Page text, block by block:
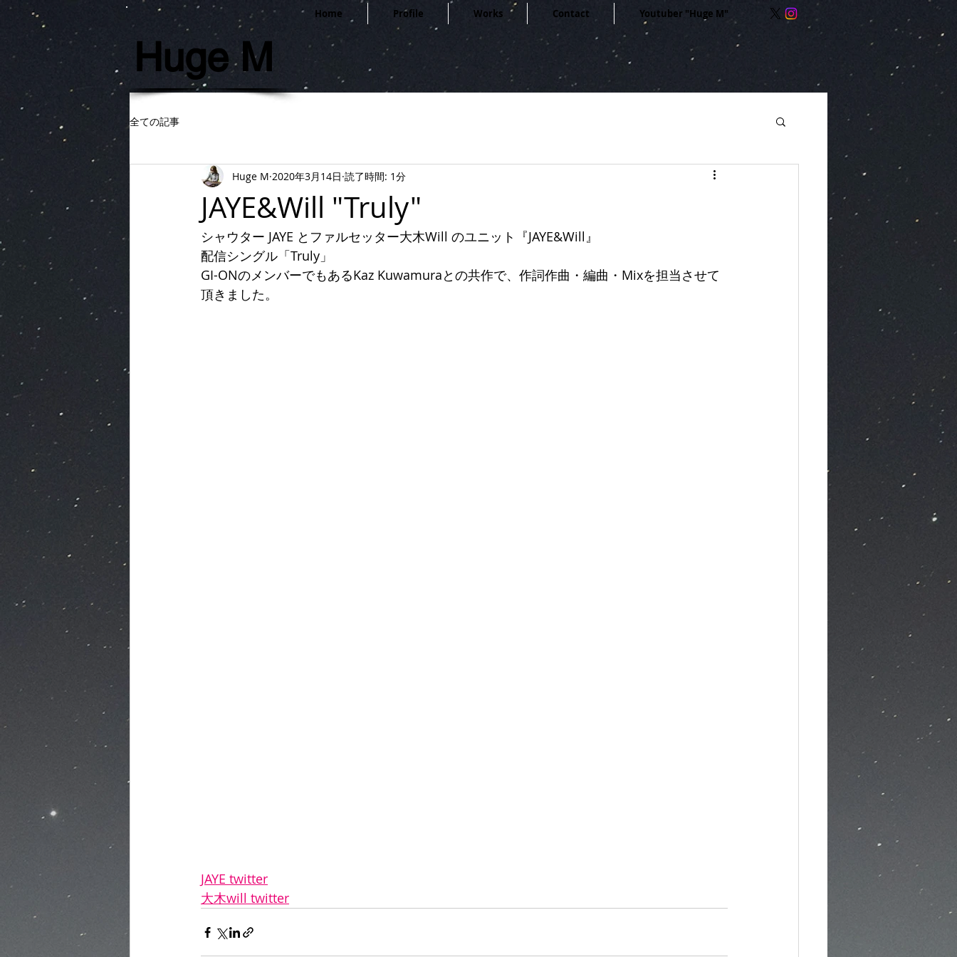
Home Profile Works Contact Youtuber "Huge M"
Huge M
全ての記事
JAYE&Will "Truly"
Huge M 2020年3月14日 読了時間: 1分
シャウター JAYE とファルセッター大木Will のユニット『JAYE&Will』
配信シングル「Truly」
GI-ONのメンバーでもあるKaz Kuwamuraとの共作で、作詞作曲・編曲・Mixを担当させて
頂きました。
JAYE twitter
大木will twitter